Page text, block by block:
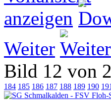
Weiter
Bild 12 von
184 185 186 187 188 189 190 191